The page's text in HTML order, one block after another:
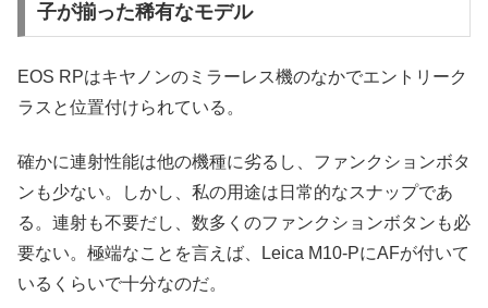
子が揃った稀有なモデル
EOS RPはキヤノンのミラーレス機のなかでエントリーク
ラスと位置付けられている。
確かに連射性能は他の機種に劣るし、ファンクションボタ
ンも少ない。しかし、私の用途は日常的なスナップであ
る。連射も不要だし、数多くのファンクションボタンも必
要ない。極端なことを言えば、Leica M10-PにAFが付いて
いるくらいで十分なのだ。